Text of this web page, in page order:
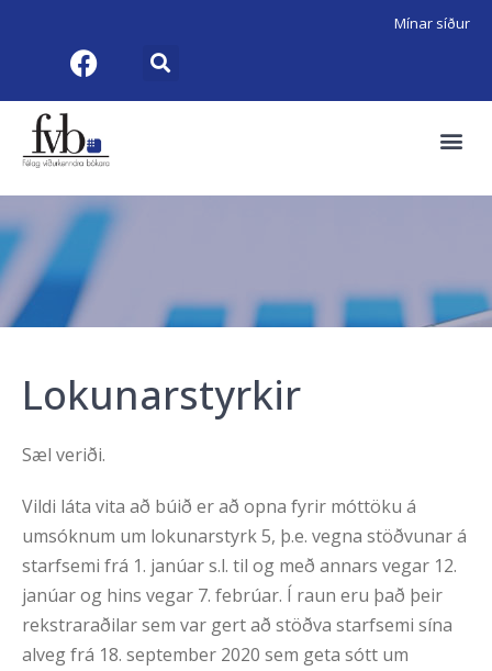
Mínar síður
Lokunarstyrkir
Sæl veriði.
Vildi láta vita að búið er að opna fyrir móttöku á
umsóknum um lokunarstyrk 5, þ.e. vegna stöðvunar á
starfsemi frá 1. janúar s.l. til og með annars vegar 12.
janúar og hins vegar 7. febrúar. Í raun eru það þeir
rekstraraðilar sem var gert að stöðva starfsemi sína
alveg frá 18. september 2020 sem geta sótt um